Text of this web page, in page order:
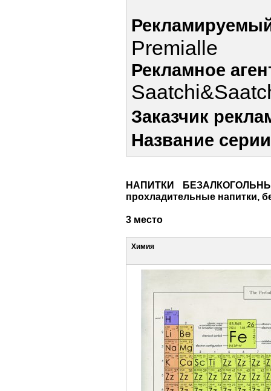
Premialle
Рекламное
Заказчик
Название
НАПИТКИ
прохладительные напитки,
3 место
Химия